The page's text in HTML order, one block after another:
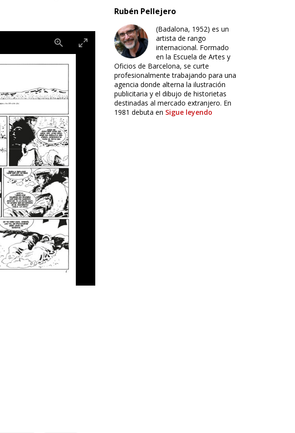
Rubén Pellejero
(Badalona, 1952) es un
artista de rango
internacional. Formado
en la Escuela de Artes y
Oficios de Barcelona, se curte
profesionalmente trabajando para una
agencia donde alterna la ilustración
publicitaria y el dibujo de historietas
destinadas al mercado extranjero. En
1981 debuta en Sigue leyendo